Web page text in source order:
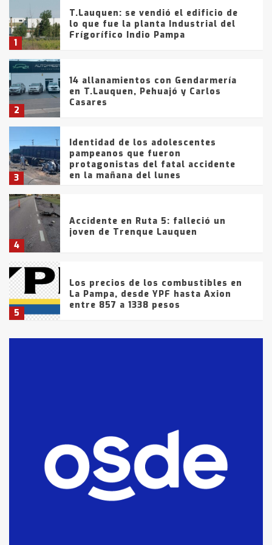
1
T.Lauquen: se vendió el edificio de
lo que fue la planta Industrial del
Frígorífico Indio Pampa
2
14 allanamientos con Gendarmería
en T.Lauquen, Pehuajó y Carlos
Casares
3
Identidad de los adolescentes
pampeanos que fueron
protagonistas del fatal accidente
en la mañana del lunes
4
Accidente en Ruta 5: falleció un
joven de Trenque Lauquen
5
Los precios de los combustibles en
La Pampa, desde YPF hasta Axion
entre 857 a 1338 pesos
fueron detenidos por
comercialización de drogas en la
tarde del sábado
T.Lauquen: se vendió el edificio de
lo que fue la planta Industrial del